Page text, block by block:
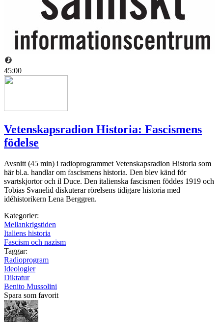
45:00
Vetenskapsradion Historia: Fascismens
födelse
Avsnitt (45 min) i radioprogrammet Vetenskapsradion Historia som
här bl.a. handlar om fascismens historia. Den blev känd för
svartskjortor och il Duce. Den italienska fascismen föddes 1919 och
Tobias Svanelid diskuterar rörelsens tidigare historia med
idéhistorikern Lena Berggren.
Kategorier:
Mellankrigstiden
Italiens historia
Fascism och nazism
Taggar:
Radioprogram
Ideologier
Diktatur
Benito Mussolini
Spara som favorit